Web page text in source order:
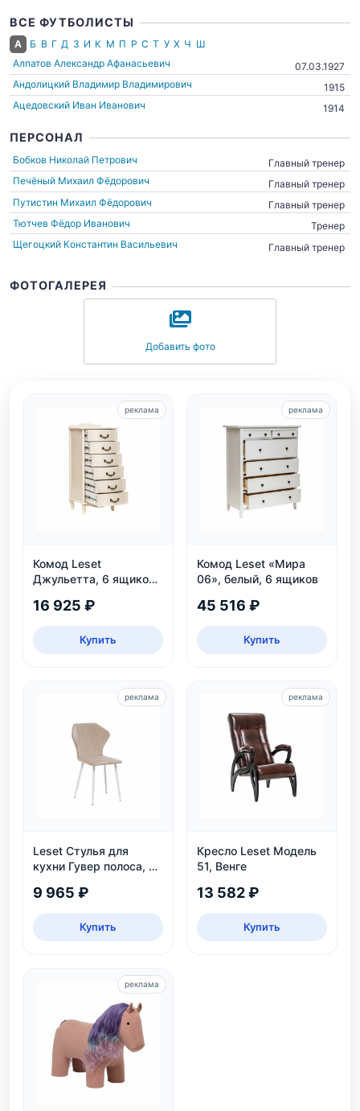
ВСЕ ФУТБОЛИСТЫ
А Б В Г Д З И К М П Р С Т У Х Ч Ш
Алпатов Александр Афанасьевич
07.03.1927
Андолицкий Владимир Владимирович
1915
Ацедовский Иван Иванович
1914
ПЕРСОНАЛ
Бобков Николай Петрович
Главный тренер
Печёный Михаил Фёдорович
Главный тренер
Путистин Михаил Фёдорович
Главный тренер
Тютчев Фёдор Иванович
Тренер
Щегоцкий Константин Васильевич
Главный тренер
ФОТОГАЛЕРЕЯ
Добавить фото
Комод Leset
Джульетта, 6 ящиков,
16 925 ₽
Купить
реклама
Комод Leset «Мира
06», белый, 6 ящиков
45 516 ₽
Купить
реклама
Leset Стулья для
кухни Гувер полоса, 2
9 965 ₽
Купить
реклама
Кресло Leset Модель
51, Венге
13 582 ₽
Купить
реклама
реклама